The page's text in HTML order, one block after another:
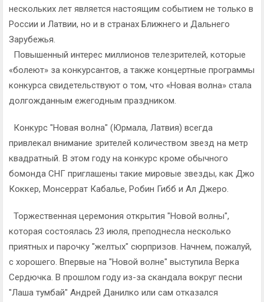
нескольких лет является настоящим событием не только в
России и Латвии, но и в странах Ближнего и Дальнего
Зарубежья.
Повышенный интерес миллионов телезрителей, которые
«болеют» за конкурсантов, а также концертные программы
конкурса свидетельствуют о том, что «Новая волна» стала
долгожданным ежегодным праздником.
Конкурс "Новая волна" (Юрмала, Латвия) всегда
привлекал внимание зрителей количеством звезд на метр
квадратный. В этом году на конкурс кроме обычного
бомонда СНГ приглашены такие мировые звезды, как Джо
Коккер, Монсеррат Кабалье, Робин Гибб и Ал Джеро.
Торжественная церемония открытия "Новой волны",
которая состоялась 23 июля, преподнесла несколько
приятных и парочку "желтых" сюрпризов. Начнем, пожалуй,
с хорошего. Впервые на "Новой волне" выступила Верка
Сердючка. В прошлом году из-за скандала вокруг песни
"Лаша тумбай" Андрей Данилко или сам отказался